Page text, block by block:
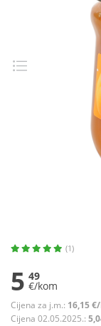
(1)
5 49
€/kom
Cijena za j.m.: 16,15
Cijena 02.05.2025.: